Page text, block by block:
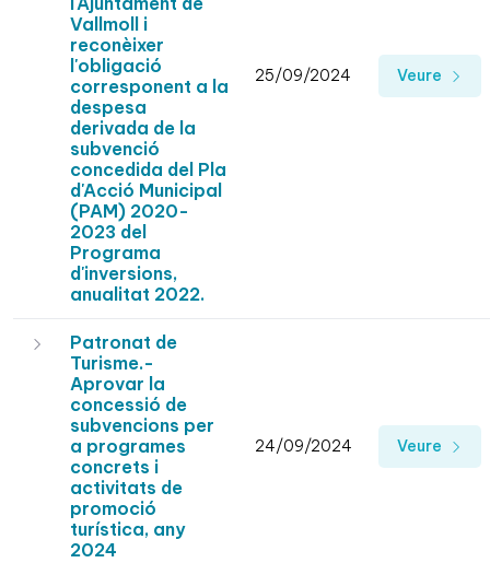
Vallmoll i
reconèixer
l'obligació
corresponent a la
despesa
derivada de la
subvenció
concedida del Pla
d'Acció Municipal
(PAM) 2020-
2023 del
Programa
d'inversions,
anualitat 2022.
25/09/2024 Veure
Patronat de
Turisme.-
Aprovar la
concessió de
subvencions per
a programes
concrets i
activitats de
promoció
turística, any
2024
24/09/2024 Veure